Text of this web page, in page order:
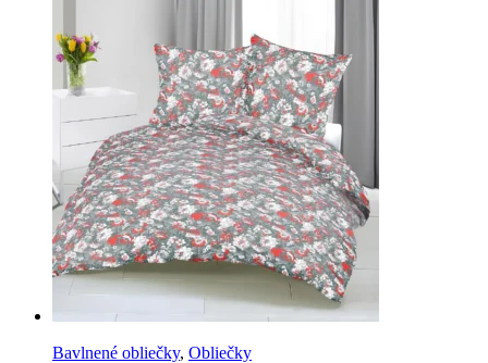
Bavlnené obliečky, Obliečky